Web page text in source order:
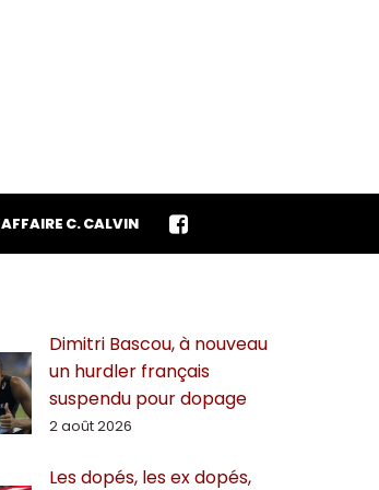
AFFAIRE C. CALVIN
Dimitri Bascou, à nouveau
un hurdler français
suspendu pour dopage
2 août 2026
Les dopés, les ex dopés,